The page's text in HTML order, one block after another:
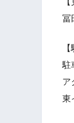
冨
駐
ア
東